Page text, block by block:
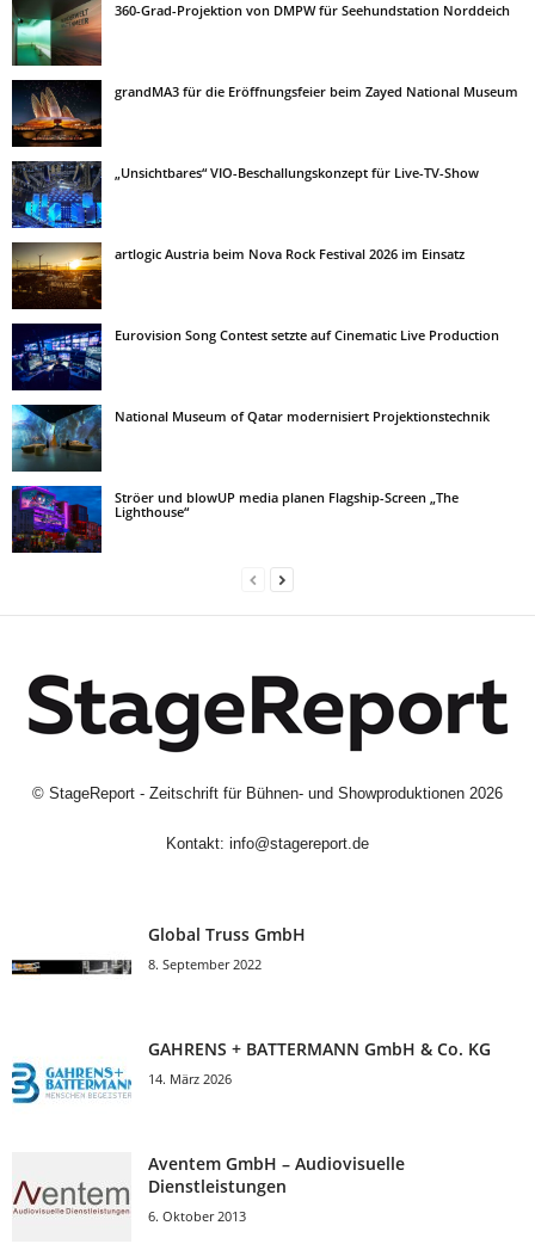
360-Grad-Projektion von DMPW für Seehundstation Norddeich
grandMA3 für die Eröffnungsfeier beim Zayed National Museum
„Unsichtbares“ VIO-Beschallungskonzept für Live-TV-Show
artlogic Austria beim Nova Rock Festival 2026 im Einsatz
Eurovision Song Contest setzte auf Cinematic Live Production
National Museum of Qatar modernisiert Projektionstechnik
Ströer und blowUP media planen Flagship-Screen „The
Lighthouse“
© StageReport - Zeitschrift für Bühnen- und Showproduktionen 2026
Kontakt: info@stagereport.de
Global Truss GmbH
8. September 2022
GAHRENS + BATTERMANN GmbH & Co. KG
14. März 2026
Aventem GmbH – Audiovisuelle
Dienstleistungen
6. Oktober 2013